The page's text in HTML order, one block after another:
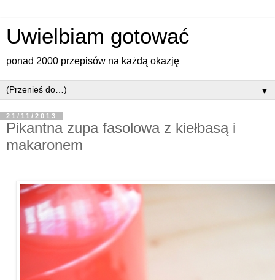
Uwielbiam gotować
ponad 2000 przepisów na każdą okazję
▼
21/11/2013
Pikantna zupa fasolowa z kiełbasą i
makaronem